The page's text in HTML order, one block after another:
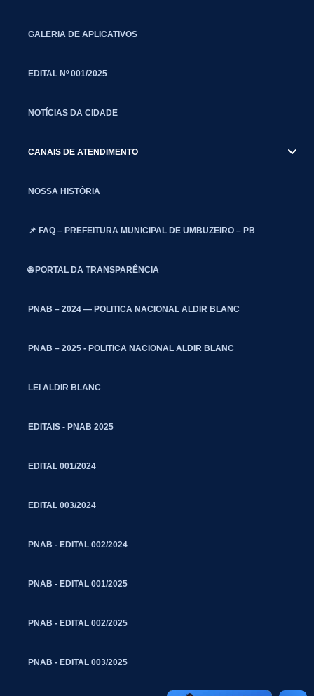
GALERIA DE APLICATIVOS
EDITAL Nº 001/2025
NOTÍCIAS DA CIDADE
CANAIS DE ATENDIMENTO
NOSSA HISTÓRIA
📌 FAQ – PREFEITURA MUNICIPAL DE UMBUZEIRO – PB
🌐 PORTAL DA TRANSPARÊNCIA
PNAB – 2024 — POLITICA NACIONAL ALDIR BLANC
PNAB – 2025 - POLITICA NACIONAL ALDIR BLANC
LEI ALDIR BLANC
EDITAIS - PNAB 2025
EDITAL 001/2024
EDITAL 003/2024
PNAB - EDITAL 002/2024
PNAB - EDITAL 001/2025
PNAB - EDITAL 002/2025
PNAB - EDITAL 003/2025